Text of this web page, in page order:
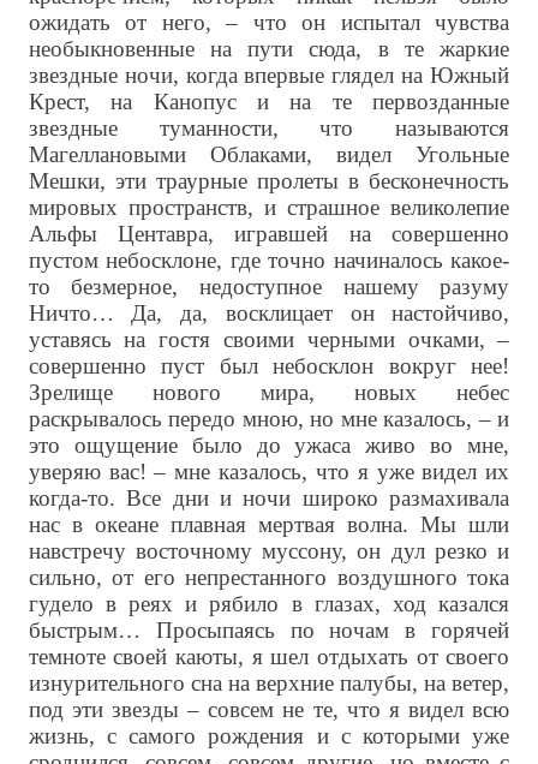
ожидать от него, – что он испытал чувства
необыкновенные на пути сюда, в те жаркие
звездные ночи, когда впервые глядел на Южный
Крест, на Канопус и на те первозданные
звездные туманности, что называются
Магеллановыми Облаками, видел Угольные
Мешки, эти траурные пролеты в бесконечность
мировых пространств, и страшное великолепие
Альфы Центавра, игравшей на совершенно
пустом небосклоне, где точно начиналось какое-
то безмерное, недоступное нашему разуму
Ничто… Да, да, восклицает он настойчиво,
уставясь на гостя своими черными очками, –
совершенно пуст был небосклон вокруг нее!
Зрелище нового мира, новых небес
раскрывалось передо мною, но мне казалось, – и
это ощущение было до ужаса живо во мне,
уверяю вас! – мне казалось, что я уже видел их
когда-то. Все дни и ночи широко размахивала
нас в океане плавная мертвая волна. Мы шли
навстречу восточному муссону, он дул резко и
сильно, от его непрестанного воздушного тока
гудело в реях и рябило в глазах, ход казался
быстрым… Просыпаясь по ночам в горячей
темноте своей каюты, я шел отдыхать от своего
изнурительного сна на верхние палубы, на ветер,
под эти звезды – совсем не те, что я видел всю
жизнь, с самого рождения и с которыми уже